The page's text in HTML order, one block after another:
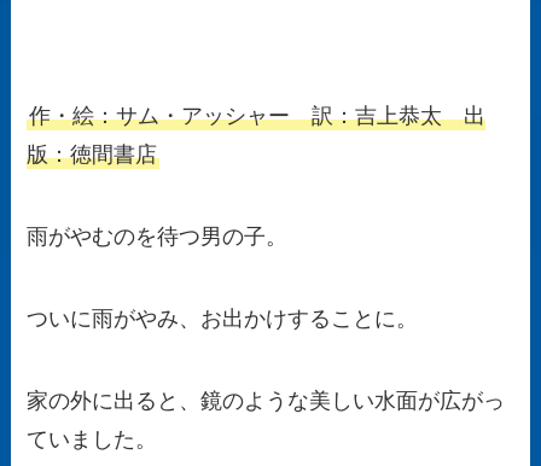
作・絵：サム・アッシャー 訳：吉上恭太 出
版：徳間書店
雨がやむのを待つ男の子。
ついに雨がやみ、お出かけすることに。
家の外に出ると、鏡のような美しい水面が広がっ
ていました。